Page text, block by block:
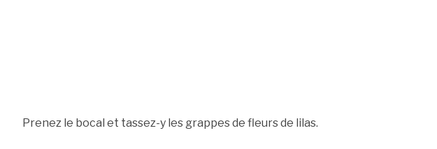
Prenez le bocal et tassez-y les grappes de fleurs de lilas.